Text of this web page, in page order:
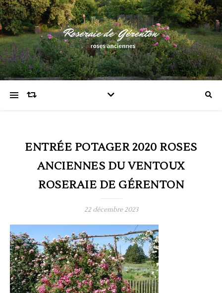
ENTRÉE POTAGER 2020 ROSES
ANCIENNES DU VENTOUX
ROSERAIE DE GÉRENTON
22 décembre 2023